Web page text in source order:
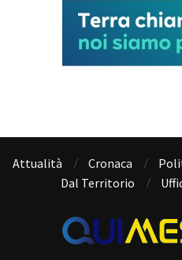
Attualità Cronaca
Dal Territorio